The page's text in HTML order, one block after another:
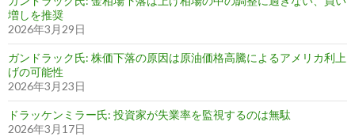
増しを推奨
2026年3月29日
ガンドラック氏: 株価下落の原因は原油価格高騰によるアメリカ利上
げの可能性
2026年3月23日
ドラッケンミラー氏: 投資家が失業率を監視するのは無駄
2026年3月17日